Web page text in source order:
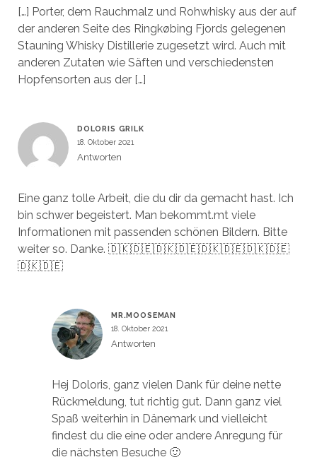
[…] Porter, dem Rauchmalz und Rohwhisky aus der auf
der anderen Seite des Ringkøbing Fjords gelegenen
Stauning Whisky Distillerie zugesetzt wird. Auch mit
anderen Zutaten wie Säften und verschiedensten
Hopfensorten aus der […]
DOLORIS GRILK
18. Oktober 2021
Antworten
Eine ganz tolle Arbeit, die du dir da gemacht hast. Ich
bin schwer begeistert. Man bekommt.mt viele
Informationen mit passenden schönen Bildern. Bitte
weiter so. Danke. 🇩🇰🇩🇪🇩🇰🇩🇪🇩🇰🇩🇪🇩🇰🇩🇪
🇩🇰🇩🇪
MR.MOOSEMAN
18. Oktober 2021
Antworten
Hej Doloris, ganz vielen Dank für deine nette
Rückmeldung, tut richtig gut. Dann ganz viel
Spaß weiterhin in Dänemark und vielleicht
findest du die eine oder andere Anregung für
die nächsten Besuche 🙂